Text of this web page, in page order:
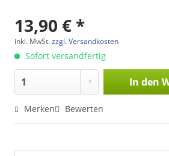
13,90 € *
inkl. MwSt.zzgl. Versandkosten
Sofort versandfertig
In den
Merken Bewerten